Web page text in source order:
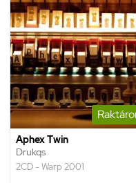
Aphex Twin
Drukqs
2CD - Warp 2001